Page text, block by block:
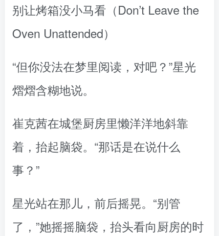
别让烤箱没小马看（Don’t Leave the
Oven Unattended）
“但你没法在梦里阅读，对吧？”星光
熠熠含糊地说。
崔克茜在城堡厨房里懒洋洋地斜靠
着，抬起脑袋。“那话是在说什么
事？”
星光站在那儿，前后摇晃。“别管
了，”她摇摇脑袋，抬头看向厨房的时